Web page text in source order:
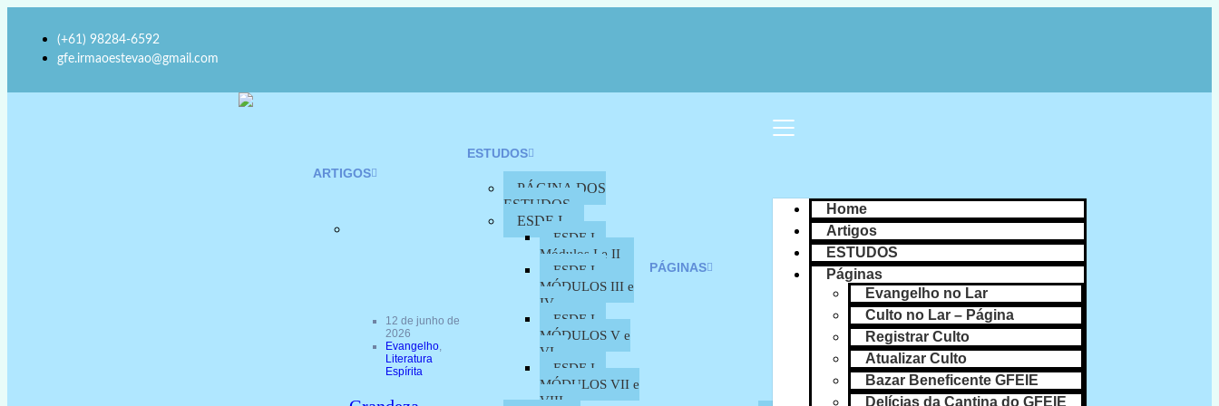
(+61) 98284-6592
gfe.irmaoestevao@gmail.com
ARTIGOS
12 de junho de
2026
Evangelho,
Literatura
Espírita
ESTUDOS
PÁGINA DOS
ESTUDOS
ESDE I
ESDE I –
Módulos I e II
ESDE I –
MÓDULOS III e
IV
ESDE I –
MÓDULOS V e
VI
ESDE I –
MÓDULOS VII e
VIII
PÁGINAS
Home
Artigos
ESTUDOS
Páginas
Evangelho no Lar
Culto no Lar – Página
Registrar Culto
Atualizar Culto
Bazar Beneficente GFEIE
Delícias da Cantina do GFEIE